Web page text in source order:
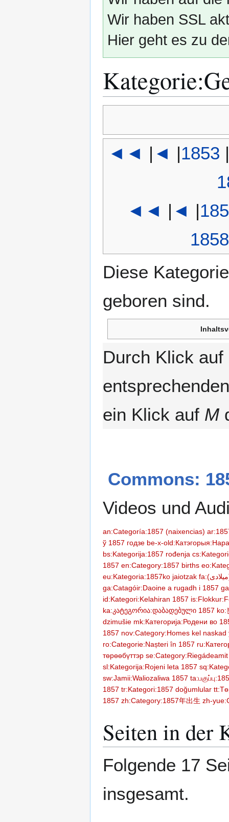
Wir haben SSL
Hier geht es zu
Kategorie:
springen
springen
◄◄ | ◄ |1853 |
◄◄ | ◄ |
1858
Diese
geboren sind.
Durch Klick
ein Klick auf M
Commons:
Videos und
an:Categoría:1857 (naixencias)
ў 1857 годзе be-x-
bs:Kategorija:1857 rođenja
1857 en:Category:1857 births
eu:Kategoria:1857ko jaiotzak
ga:Catagóir:Daoine a rugadh i 1857
id:Kategori:Kelahiran 1857
ka:კატეგორია:დაბადებული 1857 ko:
dzimušie mk:Категорија:Родени во
1857 nov:Category:Homes kel naskad
ro:Categorie:Nașteri în 1857
төрөөбүттэр
sl:Kategorija:Rojeni leta 1857
sw:Jamii:Waliozaliwa 1857
1857 tr:Kategori:1857 doğumlular
1857 zh:Category:1857年出生 zh-
Seiten in der
Folgende 17
insgesamt.